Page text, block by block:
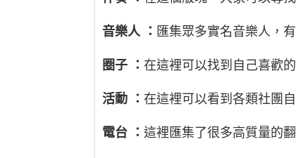
音樂人 ： 匯集眾多實名音樂人，
圈子 ：在這裡可以找到自己喜歡
活動 ：在這裡可以看到各類社團
電台 ：這裡匯集了很多高質量的